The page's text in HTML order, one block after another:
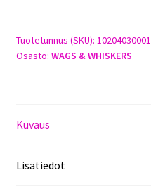
Tuotetunnus (SKU): 10204030001
Osasto: WAGS & WHISKERS
Kuvaus
Lisätiedot